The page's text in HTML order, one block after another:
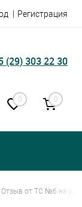
Регистрация
(29) 303 22 30
0 0
Отзыв от ТС №6 на